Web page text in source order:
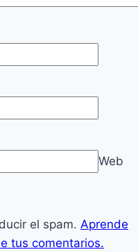
Web
el spam. Aprende
tus comentarios.